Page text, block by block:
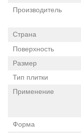
Производитель
Страна
Поверхность
Размер
Тип плитки
Применение
Форма